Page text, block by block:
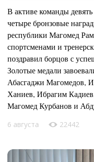
В активе команды
четыре бронзовые
республики Магомед
спортсменами и
поздравил борцов с
Золотые медали
Абасгаджи Магомедов,
Ханиев, Ибрагим
Магомед Курбанов и
6 августа 22442